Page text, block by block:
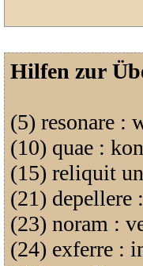
Hilfen zur
(5) resonare :
(10) quae :
(15) reliquit
(21) depellere
(23) noram :
(24) exferre :